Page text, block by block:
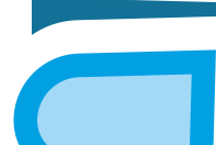
Кудымкарская и
Соликамская и
Чусовская